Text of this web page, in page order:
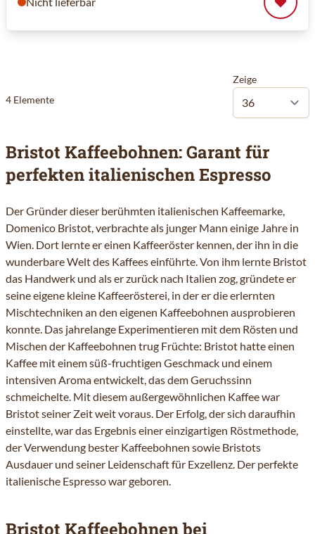
4 Elemente
Zeige
Bristot Kaffeebohnen: Garant für
perfekten italienischen Espresso
Der Gründer dieser berühmten italienischen Kaffeemarke,
Domenico Bristot, verbrachte als junger Mann einige Jahre in
Wien. Dort lernte er einen Kaffeeröster kennen, der ihn in die
wunderbare Welt des Kaffees einführte. Von ihm lernte Bristot
das Handwerk und als er zurück nach Italien zog, gründete er
seine eigene kleine Kaffeerösterei, in der er die erlernten
Mischtechniken an den eigenen Kaffeebohnen ausprobieren
konnte. Das jahrelange Experimentieren mit dem Rösten und
Mischen der Kaffeebohnen trug Früchte: Bristot hatte einen
Kaffee mit einem süß-fruchtigen Geschmack und einem
intensiven Aroma entwickelt, das dem Geruchssinn
schmeichelte. Mit diesem außergewöhnlichen Kaffee war
Bristot seiner Zeit weit voraus. Der Erfolg, der sich daraufhin
einstellte, war das Ergebnis einer einzigartigen Röstmethode,
der Verwendung bester Kaffeebohnen sowie Bristots
Ausdauer und seiner Leidenschaft für Exzellenz. Der perfekte
italienische Espresso war geboren.
Bristot Kaffeebohnen bei